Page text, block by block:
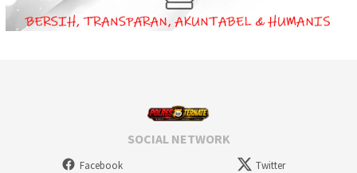
SOCIAL NETWORK
Facebook Twitter